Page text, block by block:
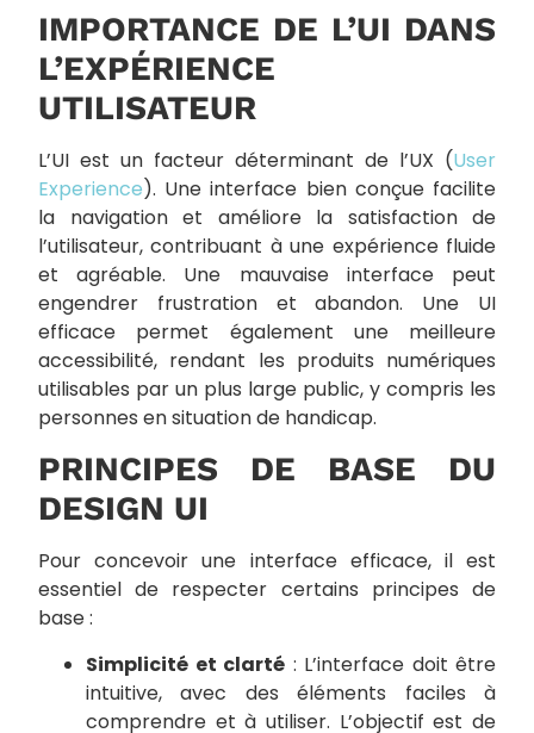
IMPORTANCE DE L’UI DANS
L’EXPÉRIENCE
UTILISATEUR
L’UI est un facteur déterminant de l’UX (User
Experience). Une interface bien conçue facilite
la navigation et améliore la satisfaction de
l’utilisateur, contribuant à une expérience fluide
et agréable. Une mauvaise interface peut
engendrer frustration et abandon. Une UI
efficace permet également une meilleure
accessibilité, rendant les produits numériques
utilisables par un plus large public, y compris les
personnes en situation de handicap.
PRINCIPES DE BASE DU
DESIGN UI
Pour concevoir une interface efficace, il est
essentiel de respecter certains principes de
base :
Simplicité et clarté : L’interface doit être
intuitive, avec des éléments faciles à
comprendre et à utiliser. L’objectif est de